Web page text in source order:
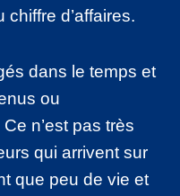
d’affaires.
dans le temps et
ou
n’est pas très
qui arrivent sur
que peu de vie et